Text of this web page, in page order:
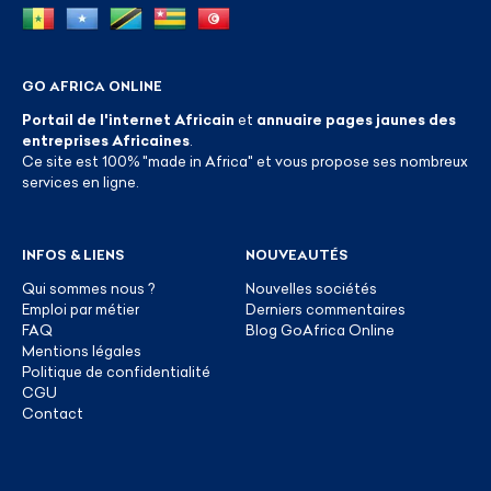
GO AFRICA ONLINE
Portail de l'internet Africain et annuaire pages jaunes des
entreprises Africaines
Ce site est 100% "made in Africa" et vous propose ses nombreux
services en ligne.
INFOS & LIENS
Qui sommes nous ?
Emploi par métier
FAQ
Mentions légales
Politique de confidentialité
CGU
Contact
NOUVEAUTÉS
Nouvelles sociétés
Derniers commentaires
Blog GoAfrica Online